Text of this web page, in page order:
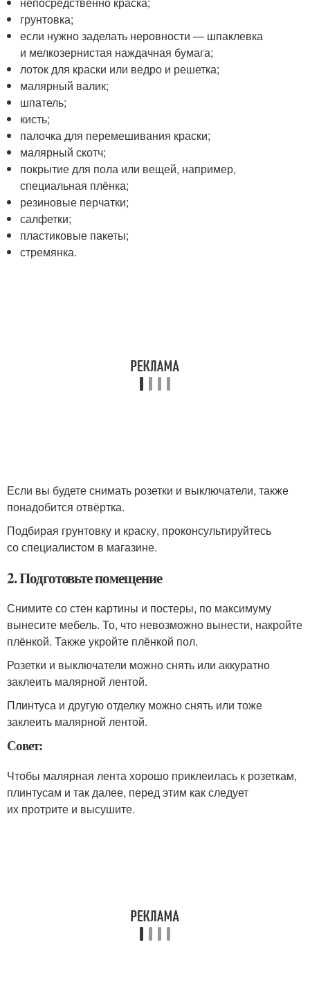
грунтовка;
если нужно заделать неровности — шпаклевка
и мелкозернистая наждачная бумага;
лоток для краски или ведро и решетка;
малярный валик;
шпатель;
кисть;
палочка для перемешивания краски;
малярный скотч;
покрытие для пола или вещей, например,
специальная плёнка;
резиновые перчатки;
салфетки;
пластиковые пакеты;
стремянка.
Если вы будете снимать розетки и выключатели, также
понадобится отвёртка.
Подбирая грунтовку и краску, проконсультируйтесь
со специалистом в магазине.
2. Подготовьте помещение
Снимите со стен картины и постеры, по максимуму
вынесите мебель. То, что невозможно вынести, накройте
плёнкой. Также укройте плёнкой пол.
Розетки и выключатели можно снять или аккуратно
заклеить малярной лентой.
Плинтуса и другую отделку можно снять или тоже
заклеить малярной лентой.
Совет:
Чтобы малярная лента хорошо приклеилась к розеткам,
плинтусам и так далее, перед этим как следует
их протрите и высушите.